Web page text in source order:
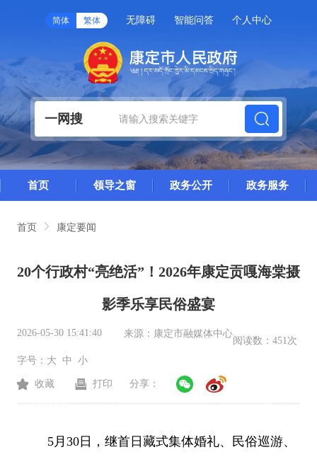
简体 繁体 无障碍 智能问答 个人中心
一网搜
首页 领导之窗 政务公开 政务服务
首页 康定要闻
20个行政村“亮绝活”！2026年康定贡嘎海棠摄
影季乐享民俗盛宴
2026-05-30 15:41:40 来源： 康定市融媒体中心
阅读数： 451次
字号： 大 中 小
收藏 打印 分享：
5月30日，继首日藏式集体婚礼、民俗巡游、